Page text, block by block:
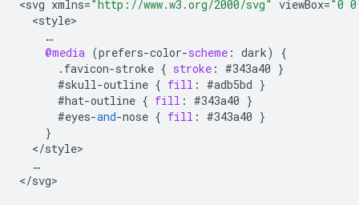
<svg xmlns="http://www.w3.org/2000/svg" viewBox="0 0
<style
…
@media (prefers-color-scheme : dark)
{
. favicon-stroke { stroke : #343a40 }
#skull-outline { fill : #adb5bd }
#hat-outline { fill : #343a40 }
#eyes-and-nose { fill : #343a40 }
}
</style
…
</svg